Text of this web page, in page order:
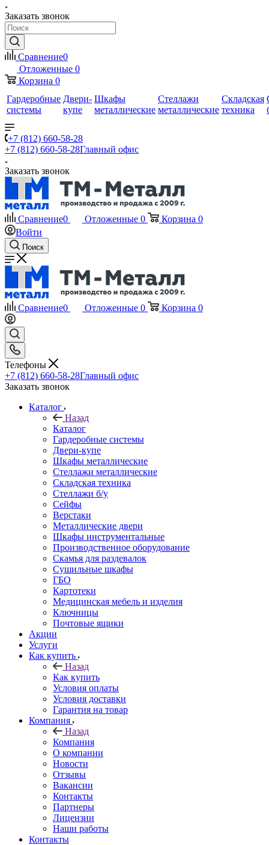
Заказать звонок
Сравнение0
Отложенные 0
Корзина 0
Гардеробные
системы
Двери-
купе
Шкафы
металлические
Стеллажи
металлические
Складская
техника
+7 (812) 660-58-28
+7 (812) 660-58-28Главный офис
Заказать звонок
Сравнение0 Отложенные 0 Корзина 0
Войти
Поиск
Сравнение0 Отложенные 0 Корзина 0
Телефоны
+7 (812) 660-58-28Главный офис
Заказать звонок
Каталог
Назад
Каталог
Гардеробные системы
Двери-купе
Шкафы металлические
Стеллажи металлические
Складская техника
Стеллажи б/у
Сейфы
Верстаки
Металлические двери
Шкафы инструментальные
Производственное оборудование
Скамья для раздевалок
Сушильные шкафы
ГБО
Картотеки
Медицинская мебель и изделия
Ключницы
Почтовые ящики
Акции
Услуги
Как купить
Назад
Как купить
Условия оплаты
Условия доставки
Гарантия на товар
Компания
Назад
Компания
О компании
Новости
Отзывы
Вакансии
Контакты
Партнеры
Лицензии
Наши работы
Контакты